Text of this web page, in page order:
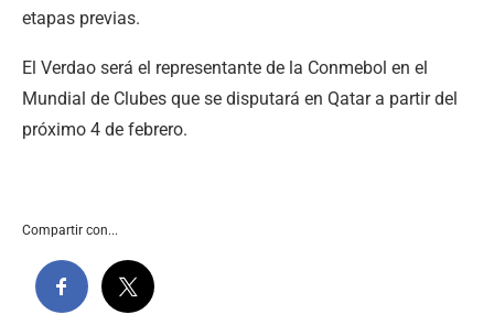
etapas previas.
El Verdao será el representante de la Conmebol en el
Mundial de Clubes que se disputará en Qatar a partir del
próximo 4 de febrero.
Compartir con...